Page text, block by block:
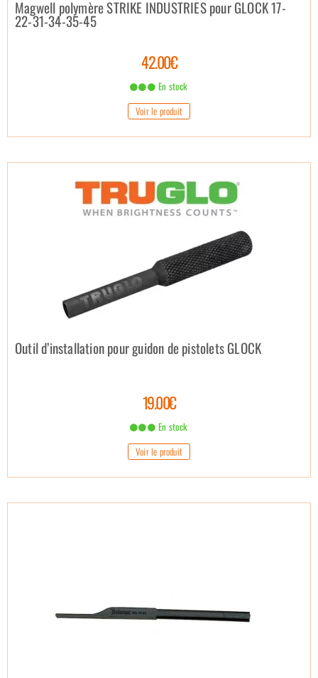
Magwell polymère STRIKE INDUSTRIES pour GLOCK 17-
22-31-34-35-45
42.00€
En stock
Voir le produit
Outil d’installation pour guidon de pistolets GLOCK
19.00€
En stock
Voir le produit